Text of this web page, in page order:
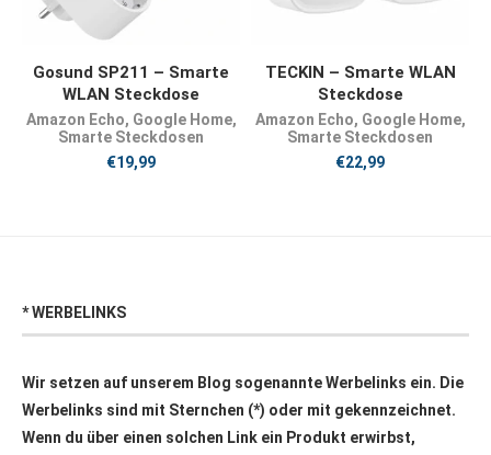
JETZT KAUFEN
Gosund SP211 – Smarte
WLAN Steckdose
Amazon Echo, Google Home,
Smarte Steckdosen
€19,99
JETZT KAUFEN
TECKIN – Smarte WLAN
Steckdose
Amazon Echo, Google Home,
Smarte Steckdosen
€22,99
* WERBELINKS
Wir setzen auf unserem Blog sogenannte Werbelinks ein. Die
Werbelinks sind mit Sternchen (*) oder mit gekennzeichnet.
Wenn du über einen solchen Link ein Produkt erwirbst,